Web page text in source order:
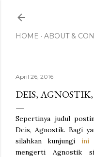
HOME ABOUT &
April 26, 2016
DEIS,
Sepertinya judul
Deis, Agnostik. Bagi
silahkan kunjungi ini
mengerti Agnostik